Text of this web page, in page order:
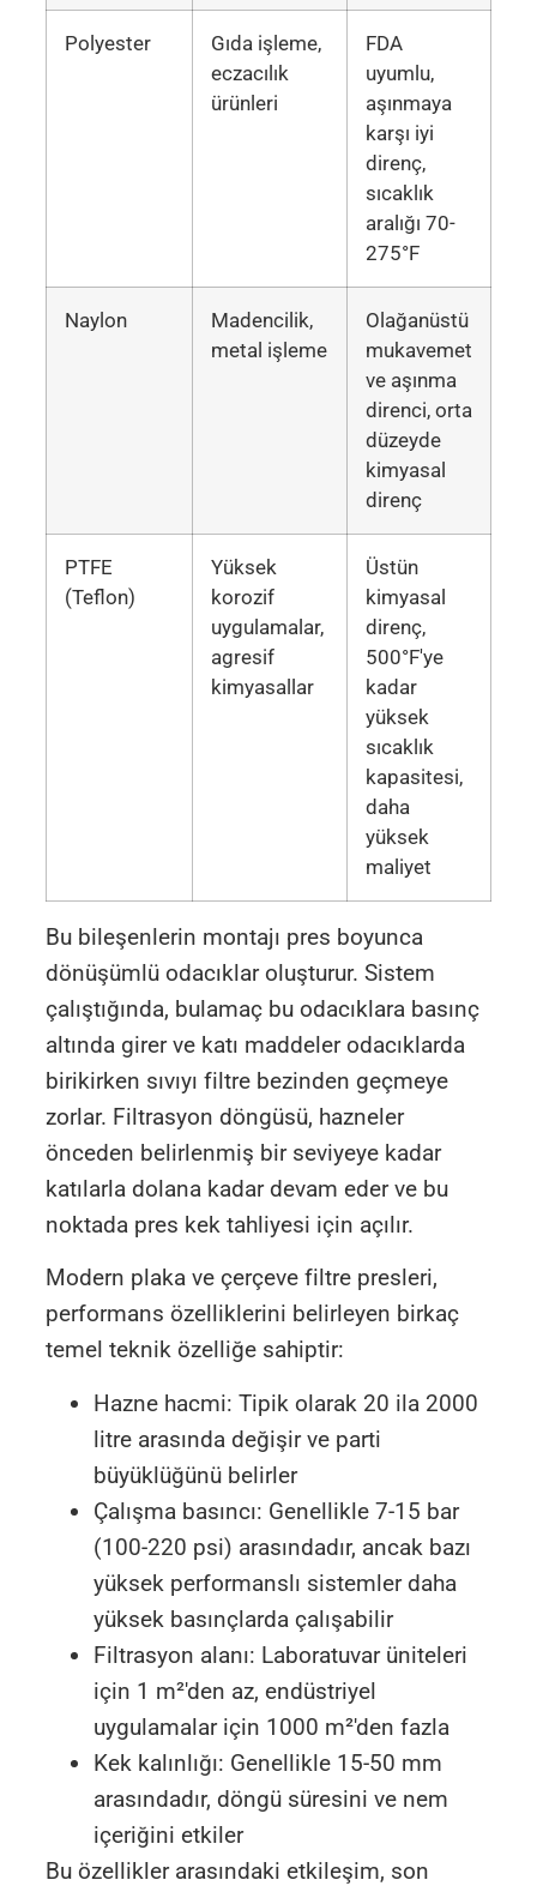
Polyester
Gıda işleme,
eczacılık
ürünleri
FDA
uyumlu,
aşınmaya
karşı iyi
direnç,
sıcaklık
aralığı 70-
275°F
Naylon
Madencilik,
metal işleme
Olağanüstü
mukavemet
ve aşınma
direnci, orta
düzeyde
kimyasal
direnç
PTFE
(Teflon)
Yüksek
korozif
uygulamalar,
agresif
kimyasallar
Üstün
kimyasal
direnç,
500°F'ye
kadar
yüksek
sıcaklık
kapasitesi,
daha
yüksek
maliyet
Bu bileşenlerin montajı pres boyunca
dönüşümlü odacıklar oluşturur. Sistem
çalıştığında, bulamaç bu odacıklara basınç
altında girer ve katı maddeler odacıklarda
birikirken sıvıyı filtre bezinden geçmeye
zorlar. Filtrasyon döngüsü, hazneler
önceden belirlenmiş bir seviyeye kadar
katılarla dolana kadar devam eder ve bu
noktada pres kek tahliyesi için açılır.
Modern plaka ve çerçeve filtre presleri,
performans özelliklerini belirleyen birkaç
temel teknik özelliğe sahiptir:
Hazne hacmi: Tipik olarak 20 ila 2000
litre arasında değişir ve parti
büyüklüğünü belirler
Çalışma basıncı: Genellikle 7-15 bar
(100-220 psi) arasındadır, ancak bazı
yüksek performanslı sistemler daha
yüksek basınçlarda çalışabilir
Filtrasyon alanı: Laboratuvar üniteleri
için 1 m²'den az, endüstriyel
uygulamalar için 1000 m²'den fazla
Kek kalınlığı: Genellikle 15-50 mm
arasındadır, döngü süresini ve nem
içeriğini etkiler
Bu özellikler arasındaki etkileşim, son